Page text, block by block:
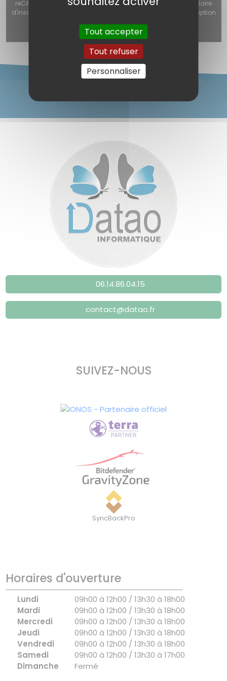
reCAPTCHA v3 (Autorisation obligatoire pour utiliser le formulaire
d'inscription, le formulaire de contact ou le formulaire d'inscription
à la newsletter) est désactivé.
06.14.86.04.15
contact@datao.fr
SUIVEZ-NOUS
SyncBackPro
Horaires d'ouverture
Lundi
09h00 à 12h00 / 13h30 à 18h00
Mardi
09h00 à 12h00 / 13h30 à 18h00
Mercredi
09h00 à 12h00 / 13h30 à 18h00
Jeudi
09h00 à 12h00 / 13h30 à 18h00
Vendredi
09h00 à 12h00 / 13h30 à 18h00
Samedi
09h00 à 12h00 / 13h30 à 17h00
Dimanche
Fermé
Tout accepter
Tout refuser
Personnaliser